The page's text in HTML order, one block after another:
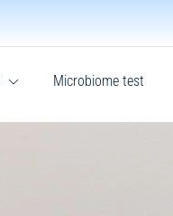
Microbiome test